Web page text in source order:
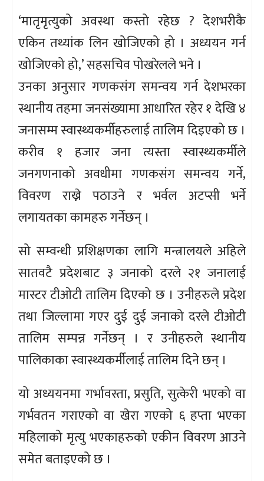
‘मातृमृत्युको अवस्था कस्तो रहेछ ? देशभरीकै
एकिन तथ्यांक लिन खोजिएको हो । अध्ययन गर्न
खोजिएको हो,’ सहसचिव पोखरेलले भने ।
उनका अनुसार गणकसंग समन्वय गर्न देशभरका
स्थानीय तहमा जनसंख्यामा आधारित रहेर १ देखि ४
जनासम्म स्वास्थ्यकर्मीहरुलाई तालिम दिइएको छ ।
करीव १ हजार जना त्यस्ता स्वास्थ्यकर्मीले
जनगणनाको अवधीमा गणकसंग समन्वय गर्ने,
विवरण राख्ने पठाउने र भर्वल अटप्सी भर्ने
लगायतका कामहरु गर्नेछन् ।
सो सम्वन्धी प्रशिक्षणका लागि मन्त्रालयले अहिले
सातवटै प्रदेशबाट ३ जनाको दरले २१ जनालाई
मास्टर टीओटी तालिम दिएको छ । उनीहरुले प्रदेश
तथा जिल्लामा गएर दुई दुई जनाको दरले टीओटी
तालिम सम्पन्न गर्नेछन् । र उनीहरुले स्थानीय
पालिकाका स्वास्थ्यकर्मीलाई तालिम दिने छन् ।
यो अध्ययनमा गर्भावस्ता, प्रसुति, सुत्केरी भएको वा
गर्भवतन गराएको वा खेरा गएको ६ हप्ता भएका
महिलाको मृत्यु भएकाहरुको एकीन विवरण आउने
समेत बताइएको छ ।